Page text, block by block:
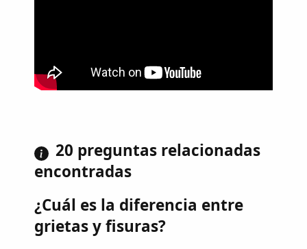
20 preguntas relacionadas
encontradas
¿Cuál es la diferencia entre
grietas y fisuras?